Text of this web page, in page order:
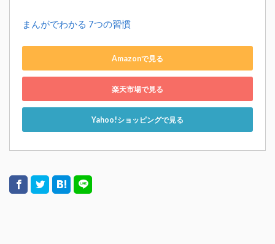
まんがでわかる 7つの習慣
Amazonで見る
楽天市場で見る
Yahoo!ショッピングで見る